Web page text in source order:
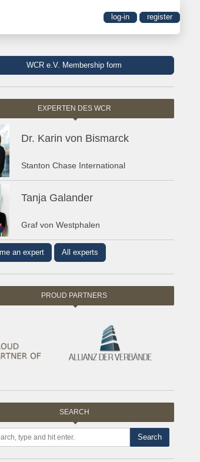
log-in register
WCR e.V. Membership form
EXPERTEN DES WCR
Dr. Karin von Bismarck
Stanton Chase International
Tanja Galander
Graf von Westphalen
an expert All experts
PROUD PARTNERS
SEARCH
Search